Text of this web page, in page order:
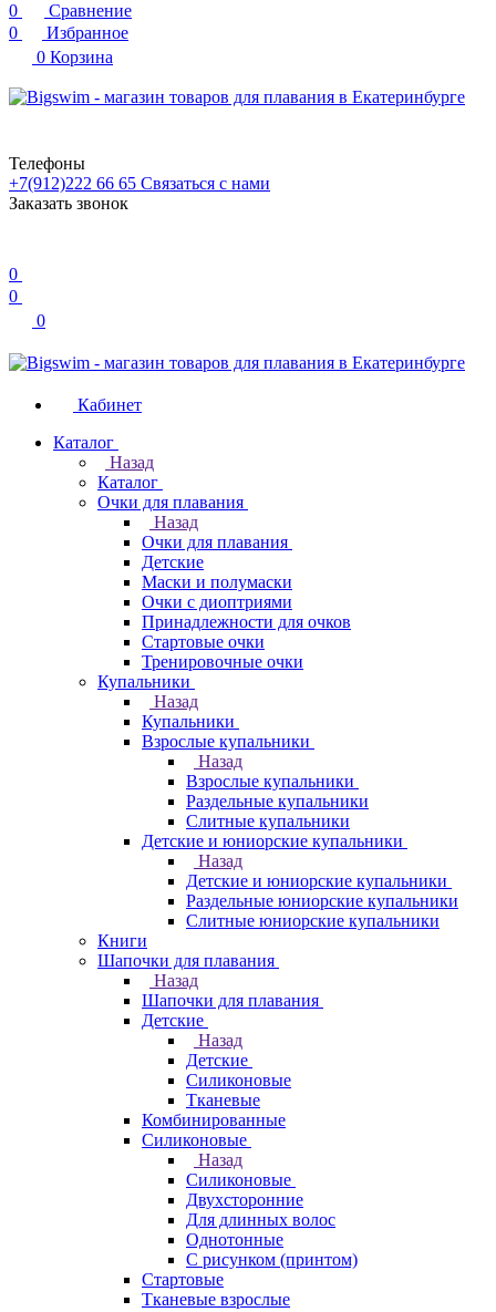
0
Сравнение
0
Избранное
0 Корзина
Телефоны
+7(912)222 66 65 Связаться с нами
Заказать звонок
0
0
0
Кабинет
Каталог
Назад
Каталог
Очки для плавания
Назад
Очки для плавания
Детские
Маски и полумаски
Очки с диоптриями
Принадлежности для очков
Стартовые очки
Тренировочные очки
Купальники
Назад
Купальники
Взрослые купальники
Назад
Взрослые купальники
Раздельные купальники
Слитные купальники
Детские и юниорские купальники
Назад
Детские и юниорские купальники
Раздельные юниорские купальники
Слитные юниорские купальники
Книги
Шапочки для плавания
Назад
Шапочки для плавания
Детские
Назад
Детские
Силиконовые
Тканевые
Комбинированные
Силиконовые
Назад
Силиконовые
Двухсторонние
Для длинных волос
Однотонные
С рисунком (принтом)
Стартовые
Тканевые взрослые